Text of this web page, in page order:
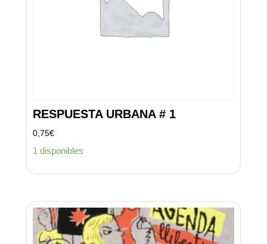
RESPUESTA URBANA # 1
0,75€
1 disponibles